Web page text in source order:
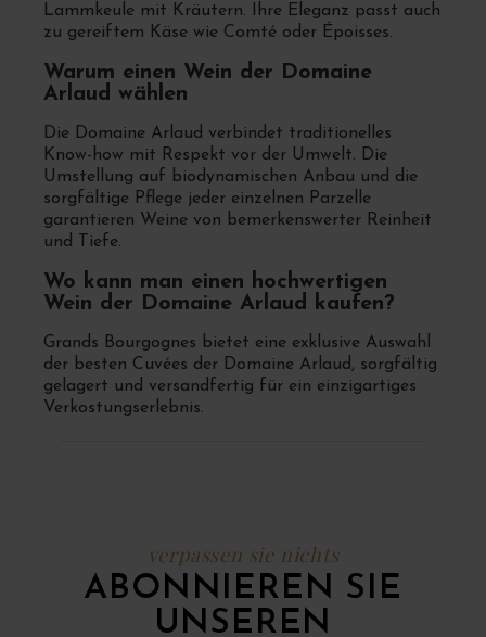
Lammkeule mit Kräutern. Ihre Eleganz passt auch
zu gereiftem Käse wie Comté oder Époisses.
Warum einen Wein der Domaine
Arlaud wählen
Die Domaine Arlaud verbindet traditionelles
Know-how mit Respekt vor der Umwelt. Die
Umstellung auf biodynamischen Anbau und die
sorgfältige Pflege jeder einzelnen Parzelle
garantieren Weine von bemerkenswerter Reinheit
und Tiefe.
Wo kann man einen hochwertigen
Wein der Domaine Arlaud kaufen?
Grands Bourgognes bietet eine exklusive Auswahl
der besten Cuvées der Domaine Arlaud, sorgfältig
gelagert und versandfertig für ein einzigartiges
Verkostungserlebnis.
verpassen sie nichts
ABONNIEREN SIE
UNSEREN